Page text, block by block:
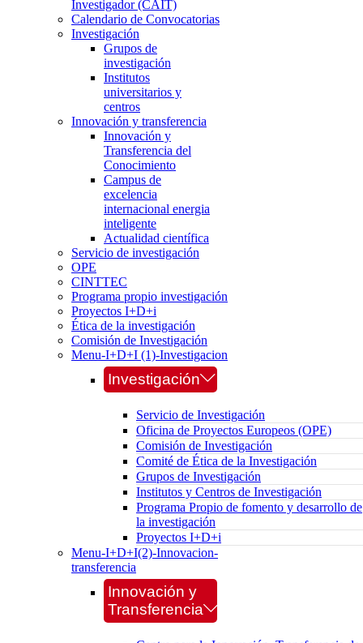
Investigador (CAIT)
Calendario de Convocatorias
Investigación
Grupos de
investigación
Institutos
universitarios y
centros
Innovación y transferencia
Innovación y
Transferencia del
Conocimiento
Campus de
excelencia
internacional energia
inteligente
Actualidad científica
Servicio de investigación
OPE
CINTTEC
Programa propio investigación
Proyectos I+D+i
Ética de la investigación
Comisión de Investigación
Menu-I+D+I (1)-Investigacion
Investigación
Servicio de Investigación
Oficina de Proyectos Europeos (OPE)
Comisión de Investigación
Comité de Ética de la Investigación
Grupos de Investigación
Institutos y Centros de Investigación
Programa Propio de fomento y desarrollo de
la investigación
Proyectos I+D+i
Menu-I+D+I(2)-Innovacion-
transferencia
Innovación y
Transferencia